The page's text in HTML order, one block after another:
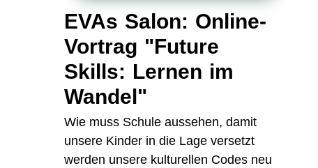
EVAs Salon: Online-
Vortrag "Future
Skills: Lernen im
Wandel"
Wie muss Schule aussehen, damit
unsere Kinder in die Lage versetzt
werden unsere kulturellen Codes neu